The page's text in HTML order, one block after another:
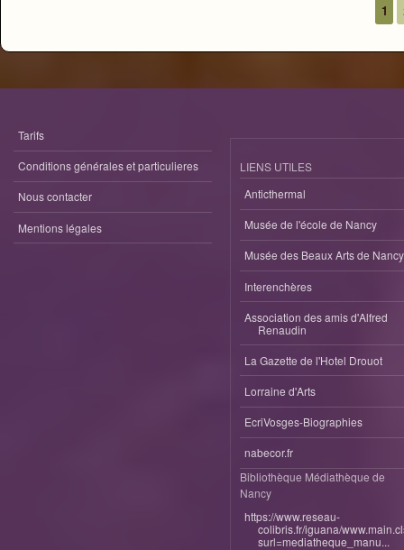
1
Tarifs
Conditions générales et particulieres
Nous contacter
Mentions légales
LIENS UTILES
Anticthermal
Musée de l'école de Nancy
Musée des Beaux Arts de Nancy
Interenchères
Association des amis d'Alfred
Renaudin
La Gazette de l'Hotel Drouot
Lorraine d'Arts
EcriVosges-Biographies
nabecor.fr
Bibliothèque Médiathèque de
Nancy
https://www.reseau-
colibris.fr/iguana/
surl=mediatheque_manu...